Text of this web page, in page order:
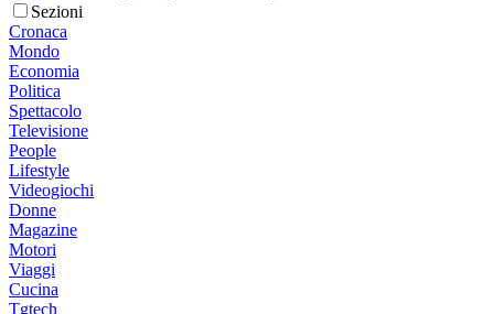
Sezioni
Cronaca
Mondo
Economia
Politica
Spettacolo
Televisione
People
Lifestyle
Videogiochi
Donne
Magazine
Motori
Viaggi
Cucina
Tgtech